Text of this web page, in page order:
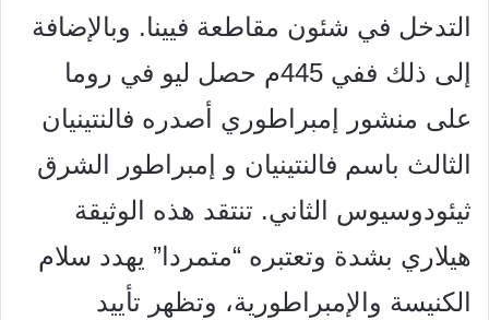
التدخل في شئون مقاطعة فيينا. وبالإضافة
إلى ذلك ففي 445م حصل ليو في روما
على منشور إمبراطوري أصدره فالنتينيان
الثالث باسم فالنتينيان و إمبراطور الشرق
ثيئودوسيوس الثاني. تنتقد هذه الوثيقة
هيلاري بشدة وتعتبره “متمردا” يهدد سلام
الكنيسة والإمبراطورية، وتظهر تأييد